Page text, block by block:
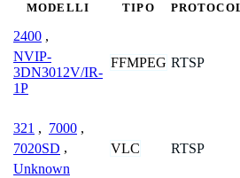
MODELLI TIPO
2400 ,
NVIP-
3DN3012V/IR-
1P
FFMPEG RTSP
321 , 7000 ,
7020SD ,
Unknown
VLC RTSP